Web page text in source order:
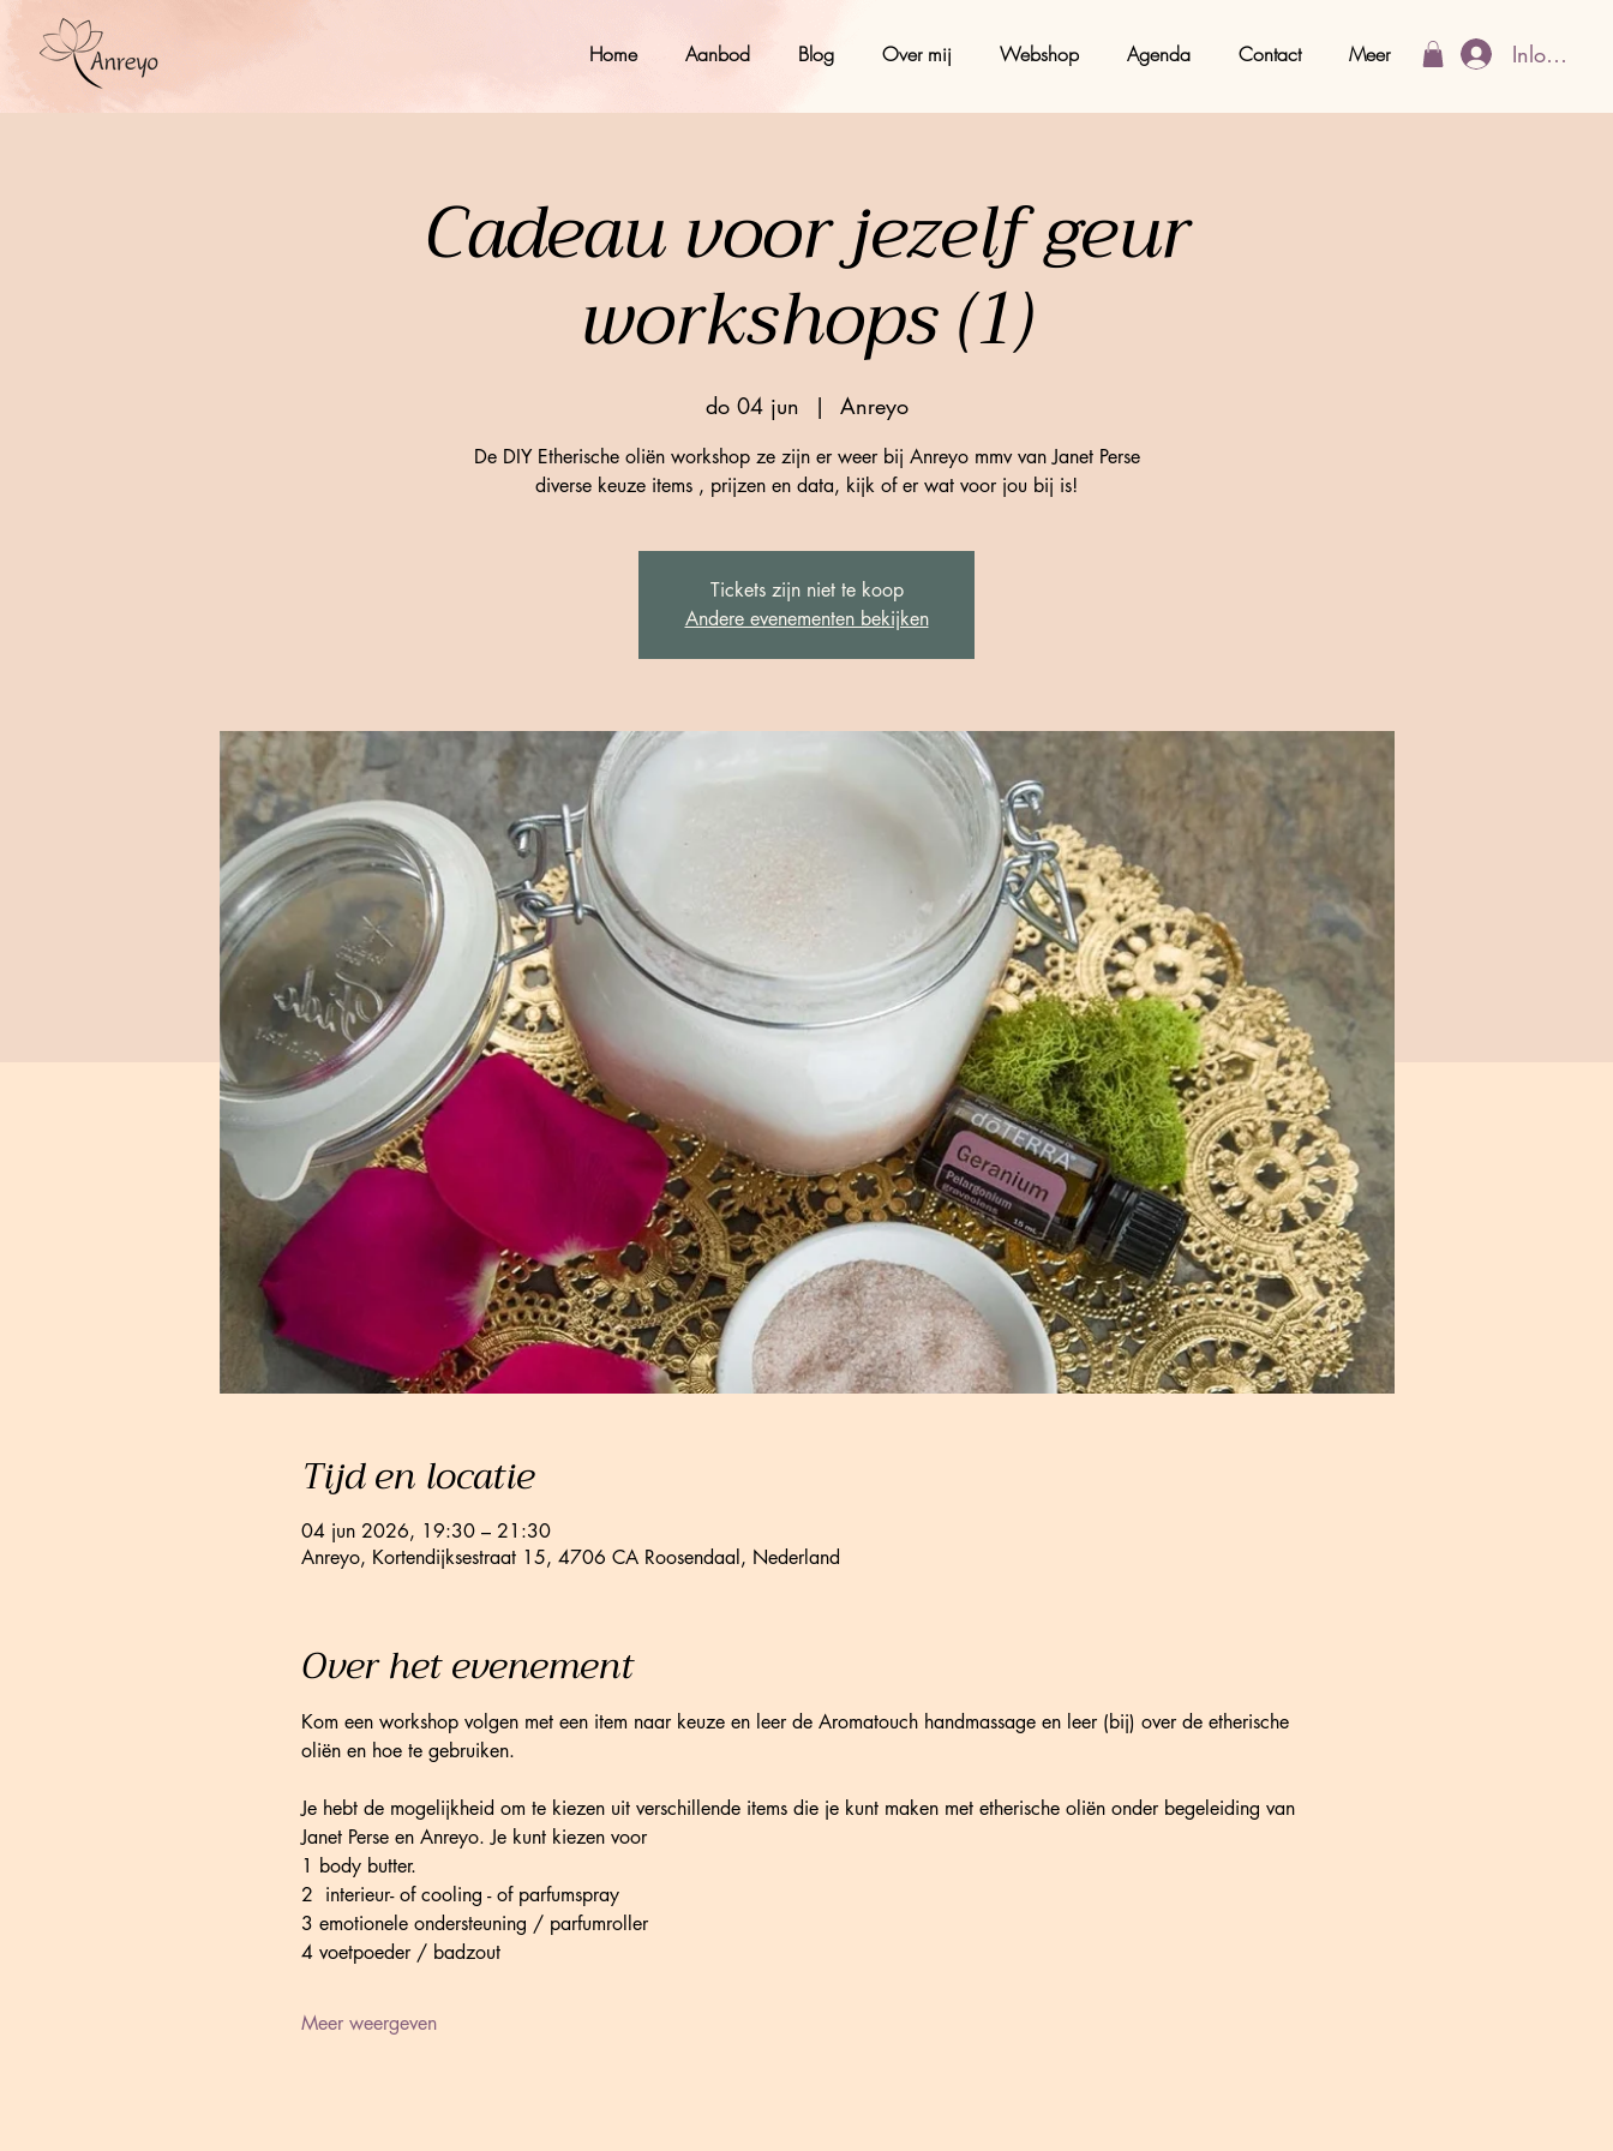
Home Aanbod Blog Over mij Webshop Agenda Contact Meer Inloggen
Cadeau voor jezelf geur
workshops (1)
do 04 jun
  |
Anreyo
De DIY Etherische oliën workshop ze zijn er weer bij Anreyo mmv van Janet Perse
diverse keuze items , prijzen en data, kijk of er wat voor jou bij is!
Tickets zijn niet te koop
Andere evenementen bekijken
Tijd en locatie
04 jun 2026, 19:30 – 21:30
Anreyo, Kortendijksestraat 15, 4706 CA Roosendaal, Nederland
Over het evenement
Kom een workshop volgen met een item naar keuze en leer de Aromatouch handmassage en leer (bij) over de etherische
oliën en hoe te gebruiken.
Je hebt de mogelijkheid om te kiezen uit verschillende items die je kunt maken met etherische oliën onder begeleiding van
Janet Perse en Anreyo. Je kunt kiezen voor
1 body butter.
2  interieur- of cooling - of parfumspray
3 emotionele ondersteuning / parfumroller
4 voetpoeder / badzout
Meer weergeven